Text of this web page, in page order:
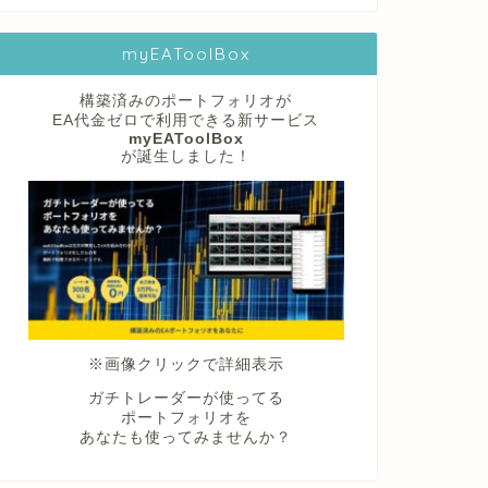
myEAToolBox
構築済みのポートフォリオが
EA代金ゼロで利用できる新サービス
myEAToolBox
が誕生しました！
※画像クリックで詳細表示
ガチトレーダーが使ってる
ポートフォリオを
あなたも使ってみませんか？